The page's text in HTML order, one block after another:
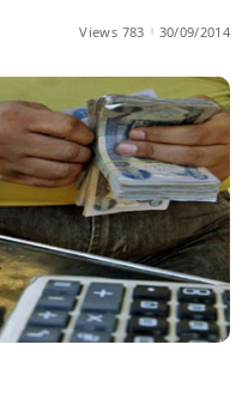
30/09/2014
783 Views